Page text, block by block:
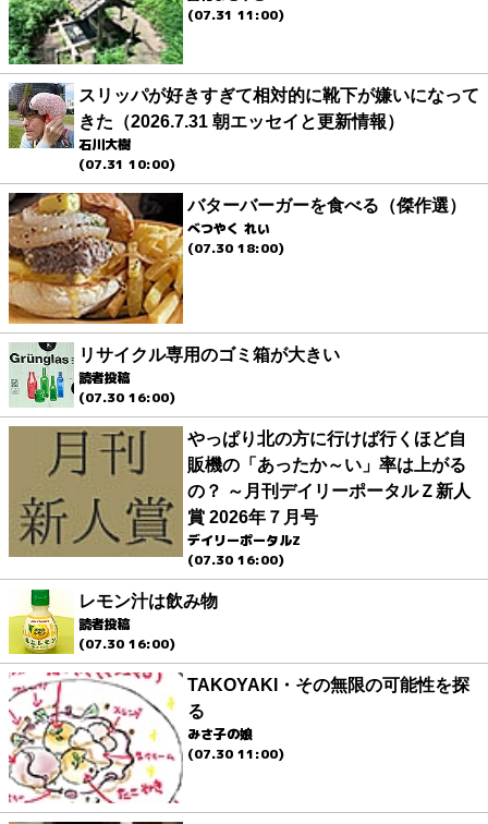
(07.31 11:00)
スリッパが好きすぎて相対的に靴下が嫌いになって
きた（2026.7.31 朝エッセイと更新情報）
石川大樹
(07.31 10:00)
バターバーガーを食べる（傑作選）
べつやく れい
(07.30 18:00)
リサイクル専用のゴミ箱が大きい
読者投稿
(07.30 16:00)
やっぱり北の方に行けば行くほど自
販機の「あったか～い」率は上がる
の？ ～月刊デイリーポータルＺ新人
賞 2026年７月号
デイリーポータルZ
(07.30 16:00)
レモン汁は飲み物
読者投稿
(07.30 16:00)
TAKOYAKI・その無限の可能性を探
る
みさ子の娘
(07.30 11:00)